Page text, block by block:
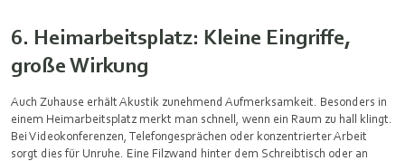
6. Heimarbeitsplatz: Kleine Eingriffe,
große Wirkung
Auch Zuhause erhält Akustik zunehmend Aufmerksamkeit. Besonders in
einem Heimarbeitsplatz merkt man schnell, wenn ein Raum zu hall klingt.
Bei Videokonferenzen, Telefongesprächen oder konzentrierter Arbeit
sorgt dies für Unruhe. Eine Filzwand hinter dem Schreibtisch oder an